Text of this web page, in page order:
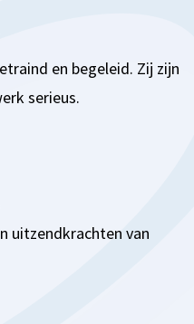
en begeleid. Zij zijn
serieus.
uitzendkrachten van